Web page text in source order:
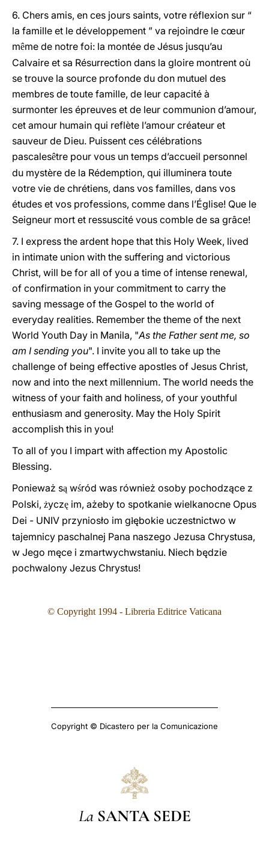
6. Chers amis, en ces jours saints, votre réflexion sur “
la famille et le développement ” va rejoindre le cœur
même de notre foi: la montée de Jésus jusqu’au
Calvaire et sa Résurrection dans la gloire montrent où
se trouve la source profonde du don mutuel des
membres de toute famille, de leur capacité à
surmonter les épreuves et de leur communion d’amour,
cet amour humain qui reflète l’amour créateur et
sauveur de Dieu. Puissent ces célébrations
pascalesêtre pour vous un temps d’accueil personnel
du mystère de la Rédemption, qui illuminera toute
votre vie de chrétiens, dans vos familles, dans vos
études et vos professions, comme dans l’Église! Que le
Seigneur mort et ressuscité vous comble de sa grâce!
7. I express the ardent hope that this Holy Week, lived
in intimate union with the suffering and victorious
Christ, will be for all of you a time of intense renewal,
of confirmation in your commitment to carry the
saving message of the Gospel to the world of
everyday realities. Remember the theme of the next
World Youth Day in Manila, "As the Father sent me, so
am I sending you". I invite you all to take up the
challenge of being effective apostles of Jesus Christ,
now and into the next millennium. The world needs the
witness of your faith and holiness, of your youthful
enthusiasm and generosity. May the Holy Spirit
accomplish this in you!
To all of you I impart with affection my Apostolic
Blessing.
Ponieważ są wśród was również osoby pochodzące z
Polski, życzę im, ażeby to spotkanie wielkanocne Opus
Dei - UNIV przyniosło im głębokie uczestnictwo w
tajemnicy paschalnej Pana naszego Jezusa Chrystusa,
w Jego męce i zmartwychwstaniu. Niech będzie
pochwalony Jezus Chrystus!
© Copyright 1994 - Libreria Editrice Vaticana
Copyright © Dicastero per la Comunicazione
La SANTA SEDE